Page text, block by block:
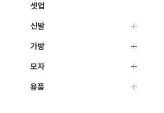
셋업
신발
가방
모자
용품